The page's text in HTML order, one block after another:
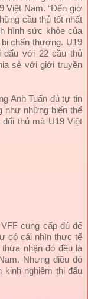
Việt Nam. “Đến giờ
cầu thủ tốt nhất
hình sức khỏe của
chấn thương. U19
đấu với 22 cầu thủ
sẻ với giới truyền
Anh Tuấn đủ tự tin
như những biến thể
thủ mà U19 Việt
cung cấp đủ để
có cái nhìn thực tế
nhận đó đều là
Nhưng điều đó
nghiệm thi đấu